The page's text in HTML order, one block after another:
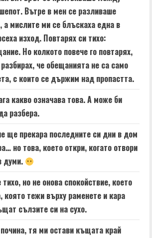
Вътре в мен се разливаше
а мислите ми се блъскаха една в
изход. Повтарях си тихо:
Но колкото повече го повтарях,
че обещанията не са само
с които се държим над пропастта.
какво означава това. А може би
разбера.
ще прекара последните си дни в дом
но това, което откри, когато отвори
думи.
но не онова спокойствие, което
която тежи върху раменете и кара
сълзите си на сухо.
тя ми остави къщата край